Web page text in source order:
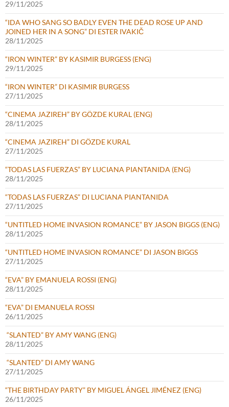
29/11/2025
“IDA WHO SANG SO BADLY EVEN THE DEAD ROSE UP AND
JOINED HER IN A SONG” DI ESTER IVAKIČ
28/11/2025
“IRON WINTER” BY KASIMIR BURGESS (ENG)
29/11/2025
“IRON WINTER” DI KASIMIR BURGESS
27/11/2025
“CINEMA JAZIREH” BY GÖZDE KURAL (ENG)
28/11/2025
“CINEMA JAZIREH” DI GÖZDE KURAL
27/11/2025
“TODAS LAS FUERZAS” BY LUCIANA PIANTANIDA (ENG)
28/11/2025
“TODAS LAS FUERZAS” DI LUCIANA PIANTANIDA
27/11/2025
“UNTITLED HOME INVASION ROMANCE” BY JASON BIGGS (ENG)
28/11/2025
“UNTITLED HOME INVASION ROMANCE” DI JASON BIGGS
27/11/2025
“EVA” BY EMANUELA ROSSI (ENG)
28/11/2025
“EVA” DI EMANUELA ROSSI
26/11/2025
“SLANTED” BY AMY WANG (ENG)
28/11/2025
“SLANTED” DI AMY WANG
27/11/2025
“THE BIRTHDAY PARTY” BY MIGUEL ÁNGEL JIMÉNEZ (ENG)
26/11/2025